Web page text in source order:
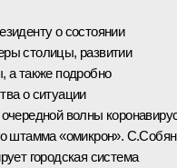
о состоянии
столицы, развитии
а также подробно
о ситуации
волны
штамма «омикрон».
городская система